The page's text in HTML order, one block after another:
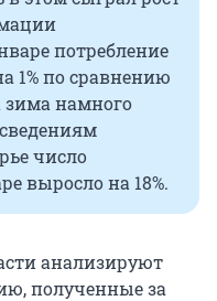
потребление
1% по сравнению
зима намного
число
выросло на 18%.
анализируют
полученные за